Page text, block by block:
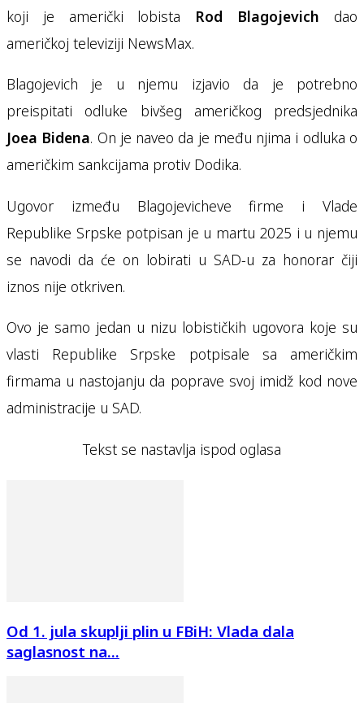
koji je američki lobista Rod Blagojevich dao
američkoj televiziji NewsMax.
Blagojevich je u njemu izjavio da je potrebno
preispitati odluke bivšeg američkog predsjednika
Joea Bidena. On je naveo da je među njima i odluka o
američkim sankcijama protiv Dodika.
Ugovor između Blagojevicheve firme i Vlade
Republike Srpske potpisan je u martu 2025 i u njemu
se navodi da će on lobirati u SAD-u za honorar čiji
iznos nije otkriven.
Ovo je samo jedan u nizu lobističkih ugovora koje su
vlasti Republike Srpske potpisale sa američkim
firmama u nastojanju da poprave svoj imidž kod nove
administracije u SAD.
Tekst se nastavlja ispod oglasa
Od 1. jula skuplji plin u FBiH: Vlada dala
saglasnost na...